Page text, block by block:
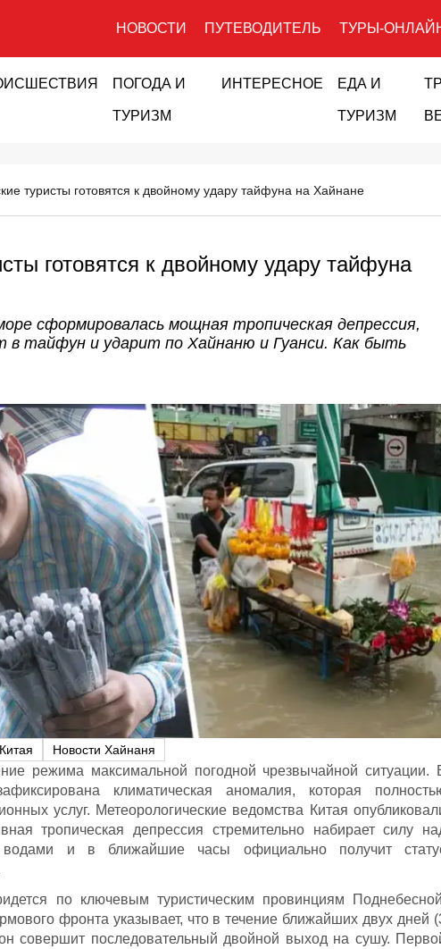
НОВОСТИ ПУТЕВОДИТЕЛЬ ТУРЫ-
ПОГОДА И
ТУРИЗМ
ИНТЕРЕСНОЕ ЕДА И
ТУРИЗМ
туристы готовятся к двойному удару тайфуна на Хайнане
готовятся к двойному удару тайфуна
сформировалась мощная тропическая депрессия,
в тайфун и ударит по Хайнаню и Гуанси. Как быть
Новости Хайнаня
режима максимальной погодной чрезвычайной ситуации.
климатическая аномалия, которая
услуг. Метеорологические ведомства Китая
тропическая депрессия стремительно набирает силу
водами и в ближайшие часы официально получит
по ключевым туристическим провинциям
фронта указывает, что в течение ближайших двух дней
совершит последовательный двойной выход на сушу.